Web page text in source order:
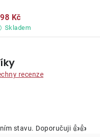
Skladem
Kč
recenze
stavu. Doporučuji 👍👍